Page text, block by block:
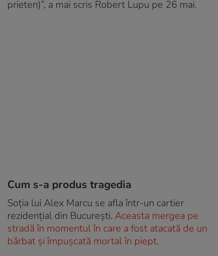
prieten)”, a mai scris Robert Lupu pe 26 mai.
Cum s-a produs tragedia
Soția lui Alex Marcu se afla într-un cartier
rezidențial din București. Aceasta mergea pe
stradă în momentul în care a fost atacată de un
bărbat și împușcată mortal în piept.